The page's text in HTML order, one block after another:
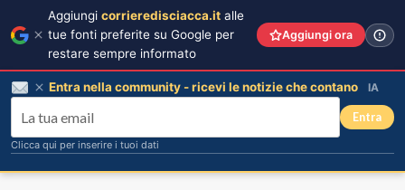
Aggiungi corrieredisciacca.it alle
tue fonti preferite su Google per
restare sempre informato
Aggiungi ora
Entra nella community - ricevi le notizie che contano IA
Entra
Clicca qui per inserire i tuoi dati